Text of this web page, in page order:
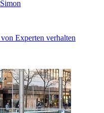
Experten verhalten